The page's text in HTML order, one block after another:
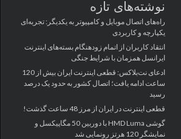
نوشته‌های تازه
راه‌های اتصال موبایل و کامپیوتر به یکدیگر: تجربه‌ای
یکپارچه و کاربردی
انتقاد کاربران از اتمام زودهنگام بسته‌های اینترنت
ایرانسل همزمان با شرایط جنگی
ادعای نت‌بلاکس: قطعی اینترنت ایران بیش از 120
ساعت ادامه یافت؛ اتصال کشور به حدود یک درصد
رسید
قطعی اینترنت در ایران از مرز 48 ساعت گذشت!
گوشی HMD Luma با دوربین 50 مگاپیکسل و
نمایشگر 120 هرتز رونمایی شد